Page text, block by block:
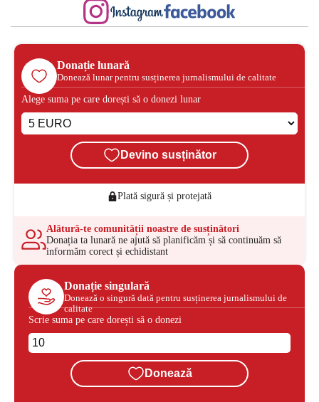
Donație lunară
Donează lunar pentru susținerea jurnalismului de calitate
Alege suma pe care dorești să o donezi lunar
Devino susținător
Plată sigură și protejată
Alătură-te comunității noastre de susținători
Donația ta lunară ne ajută să planificăm și să continuăm să
informăm corect și echidistant
Donație singulară
Donează o singură dată pentru susținerea jurnalismului de
calitate
Scrie suma pe care dorești să o donezi
Donează